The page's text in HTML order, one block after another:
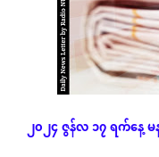
၂၀၂၄ဇွန်လ၁၇ရက်နေ့